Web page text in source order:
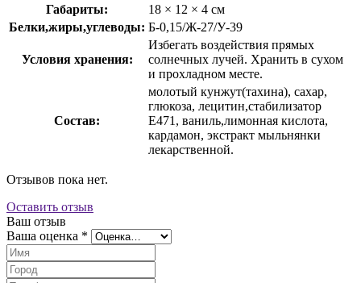
Габариты:
18 × 12 × 4 см
Белки,жиры,углеводы: Б-0,15/Ж-27/У-39
Условия хранения:
Избегать воздействия прямых
солнечных лучей. Хранить в сухом
и прохладном месте.
Состав:
молотый кунжут(тахина), сахар,
глюкоза, лецитин,стабилизатор
Е471, ваниль,лимонная кислота,
кардамон, экстракт мыльнянки
лекарственной.
Отзывов пока нет.
Оставить отзыв
Ваш отзыв
Ваша оценка *